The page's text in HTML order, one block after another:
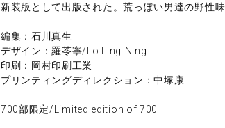
新装版として出版された。荒っぽい男達の野性
編集：石川真生
デザイン：羅苓寧/Lo Ling-Ning
印刷：岡村印刷工業
プリンティングディレクション：中塚康
700部限定/Limited edition of 700